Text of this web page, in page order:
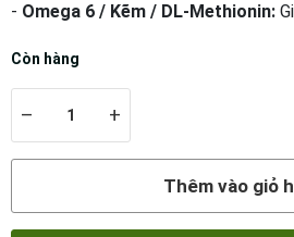
- Omega 6 / Kẽm / DL-Methionin:
Còn hàng
– +
Thêm vào giỏ